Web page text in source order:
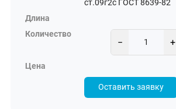
ст.09г2с ГОСТ 8639-82
− +
Оставить заявку